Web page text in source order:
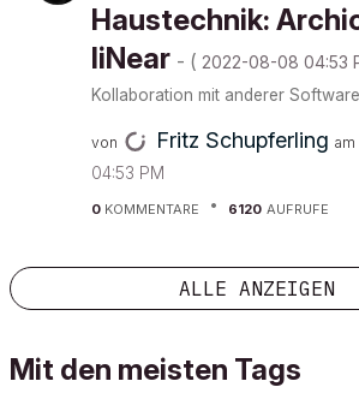
Haustechnik:
liNear - ( ‎2022-08-08 04:53
Kollaboration mit anderer Software
von Fritz Schupferling am
04:53 PM
0 KOMMENTARE 6120 AUFRUFE
ALLE ANZEIGEN
Mit den meisten Tags